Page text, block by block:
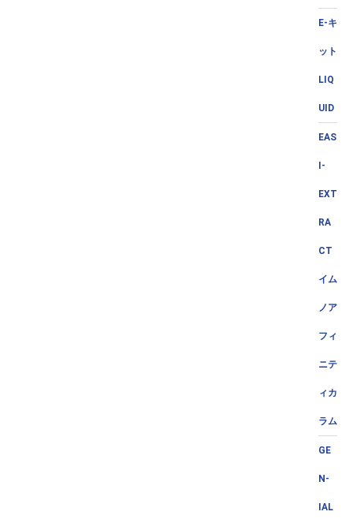
E-キ
ット
LIQ
UID
EAS
I-
EXT
RA
CT
イム
ノア
フィ
ニテ
ィカ
ラム
GE
N-
IAL